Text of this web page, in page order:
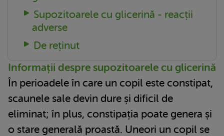
Supozitoarele cu glicerină - reacții
adverse
De reținut
Informații despre supozitoarele cu glicerină
În perioadele în care un copil este constipat,
scaunele sale devin dure și dificil de
eliminat; în plus, constipația poate genera și
o stare generală proastă. Uneori un copil se